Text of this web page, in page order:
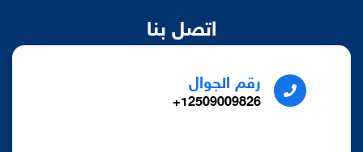
اتصل بنا
رقم الجوال
12509009826+